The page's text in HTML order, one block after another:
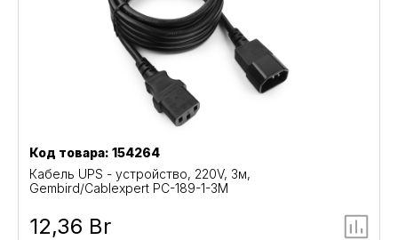
Код товара: 154264
Кабель UPS - устройство, 220V, 3м,
Gembird/Cablexpert PC-189-1-3M
12,36 Br